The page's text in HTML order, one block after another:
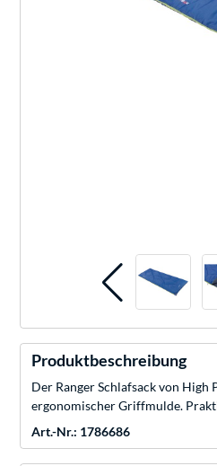
Produktbeschreibung
Der Ranger Schlafsack von
ergonomischer Griffmulde.
Art.-Nr.: 1786686